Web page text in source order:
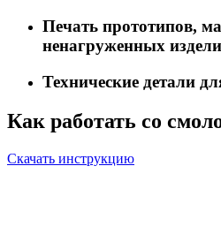
Печать прототипов,
ненагруженных
Технические детали
Как работать со
Скачать инструкцию